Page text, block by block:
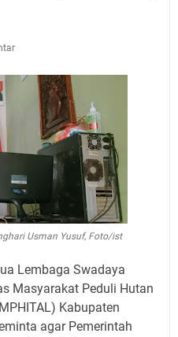
Usman Yusuf, Foto/ist
Lembaga Swadaya
Masyarakat Peduli Hutan
Kabupaten
agar Pemerintah